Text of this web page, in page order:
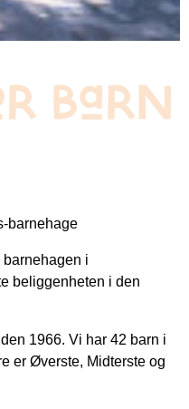
barnehage
i
beliggenheten i den
1966. Vi har 42 barn i
er Øverste, Midterste og